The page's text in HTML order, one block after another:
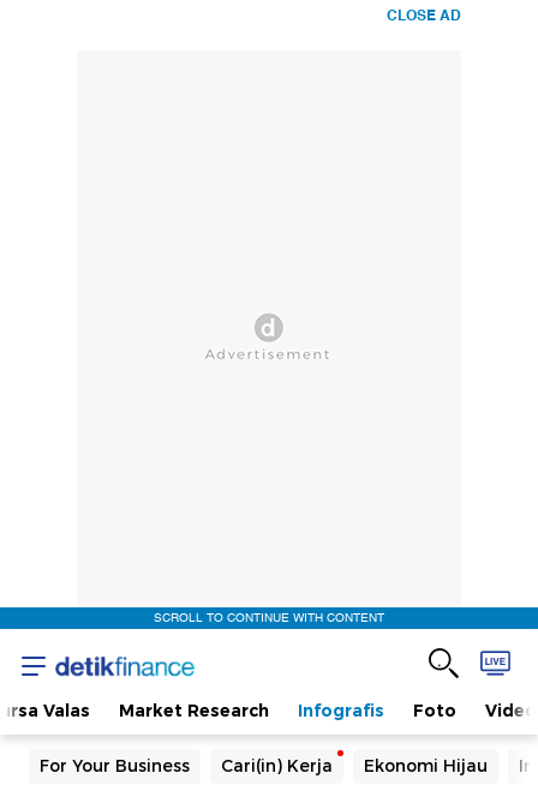
CLOSE AD
SCROLL TO CONTINUE WITH CONTENT
Valas Market Research Infografis Foto Video
For Your Business Cari(in) Kerja Ekonomi Hijau